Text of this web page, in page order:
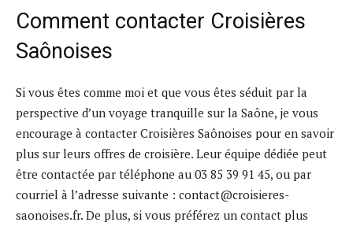
Comment contacter Croisières
Saônoises
Si vous êtes comme moi et que vous êtes séduit par la
perspective d’un voyage tranquille sur la Saône, je vous
encourage à contacter Croisières Saônoises pour en savoir
plus sur leurs offres de croisière. Leur équipe dédiée peut
être contactée par téléphone au 03 85 39 91 45, ou par
courriel à l’adresse suivante : contact@croisieres-
saonoises.fr. De plus, si vous préférez un contact plus